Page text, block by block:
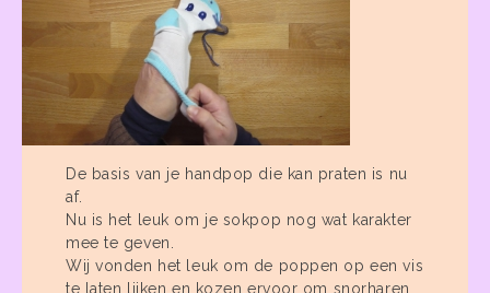
De basis van je handpop die kan praten is nu
af.
Nu is het leuk om je sokpop nog wat karakter
mee te geven.
Wij vonden het leuk om de poppen op een vis
te laten lijken en kozen ervoor om snorharen